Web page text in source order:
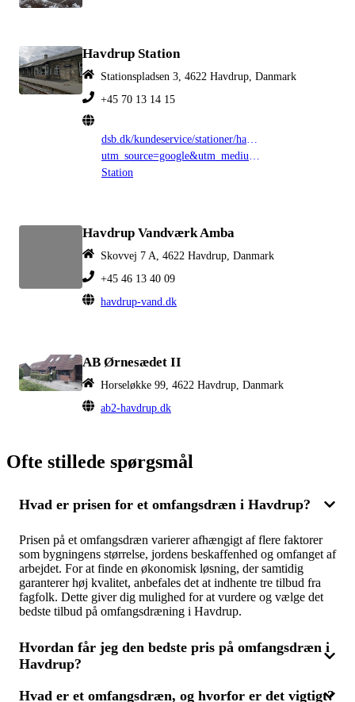
Havdrup Station
Stationspladsen 3, 4622 Havdrup, Danmark
+45 70 13 14 15
dsb.dk/kundeservice/stationer/havdrup/?
Station
Havdrup Vandværk Amba
Skovvej 7 A, 4622 Havdrup, Danmark
+45 46 13 40 09
havdrup-vand.dk
AB Ørnesædet II
Horseløkke 99, 4622 Havdrup, Danmark
ab2-havdrup.dk
Ofte stillede spørgsmål
Hvad er prisen for et omfangsdræn i Havdrup?
Prisen på et omfangsdræn varierer afhængigt af flere faktorer
som bygningens størrelse, jordens beskaffenhed og omfanget af
arbejdet. For at finde en økonomisk løsning, der samtidig
garanterer høj kvalitet, anbefales det at indhente tre tilbud fra
fagfolk. Dette giver dig mulighed for at vurdere og vælge det
bedste tilbud på omfangsdræning i Havdrup.
Hvordan får jeg den bedste pris på omfangsdræn i
Havdrup?
Hvad er et omfangsdræn, og hvorfor er det vigtigt?